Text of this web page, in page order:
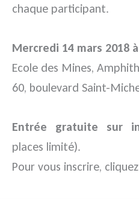
chaque participant.
Mercredi 14 mars 2018
Ecole des Mines,
60, boulevard Saint-
Entrée gratuite sur
places limité).
Pour vous inscrire,